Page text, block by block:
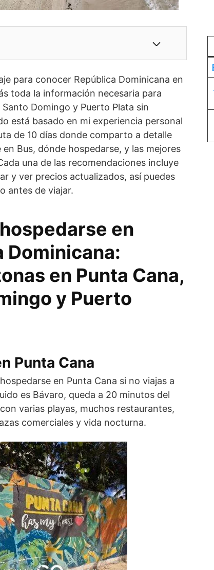
para conocer República Dominicana en
toda la información necesaria para
Domingo y Puerto Plata sin
está basado en mi experiencia personal
de 10 días donde comparto a detalle
Bus, dónde hospedarse, y las mejores
una de las recomendaciones incluye
y ver precios actualizados, así puedes
antes de viajar.
en
Dominicana:
en Punta Cana,
y Puerto
Punta Cana
en Punta Cana si no viajas a
es Bávaro, queda a 20 minutos del
varias playas, muchos restaurantes,
comerciales y vida nocturna.